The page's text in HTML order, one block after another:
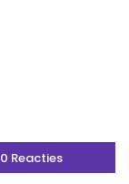
0 Reacties